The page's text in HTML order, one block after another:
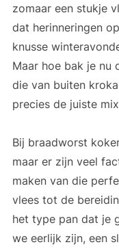
zomaar een stukje
dat herinneringen
knusse
Maar hoe bak je nu
die van buiten
precies de juiste
Bij braadworst
maar er zijn veel
maken van die
vlees tot de
het type pan dat je
we eerlijk zijn, een